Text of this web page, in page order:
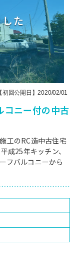
回公開日】2020/02/01
コニー付の中古
工のRC造中古住宅
成25年キッチン、
フバルコニーから